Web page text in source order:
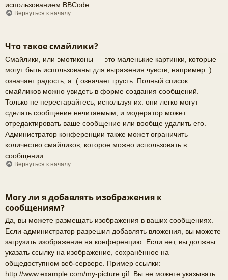
использованием BBCode.
Вернуться к началу
Что такое смайлики?
Смайлики, или эмотиконы — это маленькие картинки, которые
могут быть использованы для выражения чувств, например :)
означает радость, а :( означает грусть. Полный список
смайликов можно увидеть в форме создания сообщений.
Только не перестарайтесь, используя их: они легко могут
сделать сообщение нечитаемым, и модератор может
отредактировать ваше сообщение или вообще удалить его.
Администратор конференции также может ограничить
количество смайликов, которое можно использовать в
сообщении.
Вернуться к началу
Могу ли я добавлять изображения к
сообщениям?
Да, вы можете размещать изображения в ваших сообщениях.
Если администратор разрешил добавлять вложения, вы можете
загрузить изображение на конференцию. Если нет, вы должны
указать ссылку на изображение, сохранённое на
общедоступном веб-сервере. Пример ссылки:
http://www.example.com/my-picture.gif. Вы не можете указывать